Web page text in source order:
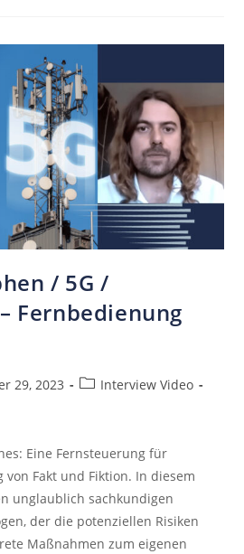
/ 5G /
Fernbedienung
29, 2023
Interview Video
Eine Fernsteuerung für
von Fakt und Fiktion. In diesem
unglaublich sachkundigen
der die potenziellen Risiken
Maßnahmen zum eigenen